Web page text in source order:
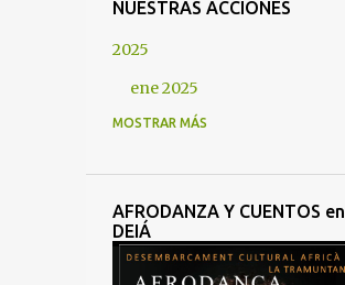
NUESTRAS ACCIONES
2025
ene 2025
2022
2021
oct 2021
abr 2021
MOSTRAR MÁS
AFRODANZA Y CUENTOS en
DEIÁ